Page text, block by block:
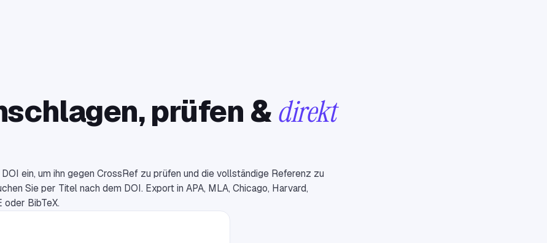
prüfen &direkt
DOI ein, um ihn gegen CrossRef zu prüfen und die vollständige Referenz zu
Sie per Titel nach dem DOI. Export in APA, MLA, Chicago, Harvard,
oder BibTeX.